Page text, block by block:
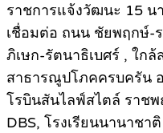
ราชการแจ้งวัฒนะ 15 น
เชื่อมต่อ ถนน ชัยพฤกษ์
ภิเษก-รัตนาธิเบศร์ , ใก
สาธารณูปโภคครบครัน
โรบินสันไลฟ์สไตล์ ราช
DBS, โรงเรียนนานาชา